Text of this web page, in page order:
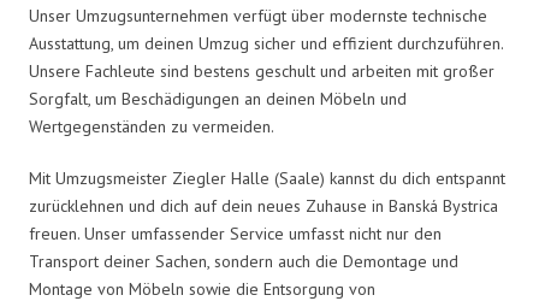
Unser Umzugsunternehmen verfügt über modernste technische
Ausstattung, um deinen Umzug sicher und effizient durchzuführen.
Unsere Fachleute sind bestens geschult und arbeiten mit großer
Sorgfalt, um Beschädigungen an deinen Möbeln und
Wertgegenständen zu vermeiden.
Mit Umzugsmeister Ziegler Halle (Saale) kannst du dich entspannt
zurücklehnen und dich auf dein neues Zuhause in Banská Bystrica
freuen. Unser umfassender Service umfasst nicht nur den
Transport deiner Sachen, sondern auch die Demontage und
Montage von Möbeln sowie die Entsorgung von